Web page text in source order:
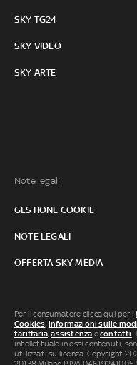
SKY TG24
SKY VIDEO
SKY ARTE
Note legali:
GESTIONE COOKIE
NOTE LEGALI
OFFERTA SKY MEDIA
Per il consumatore clicca qui per i
Cookies informazioni sulle
tariffaria ,assistenza econtatti
intellettuale in essi contenuti,
utilizzati su licenza. Copyright